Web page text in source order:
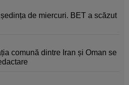
de miercuri. BET a scăzut
comună dintre Iran și Oman se